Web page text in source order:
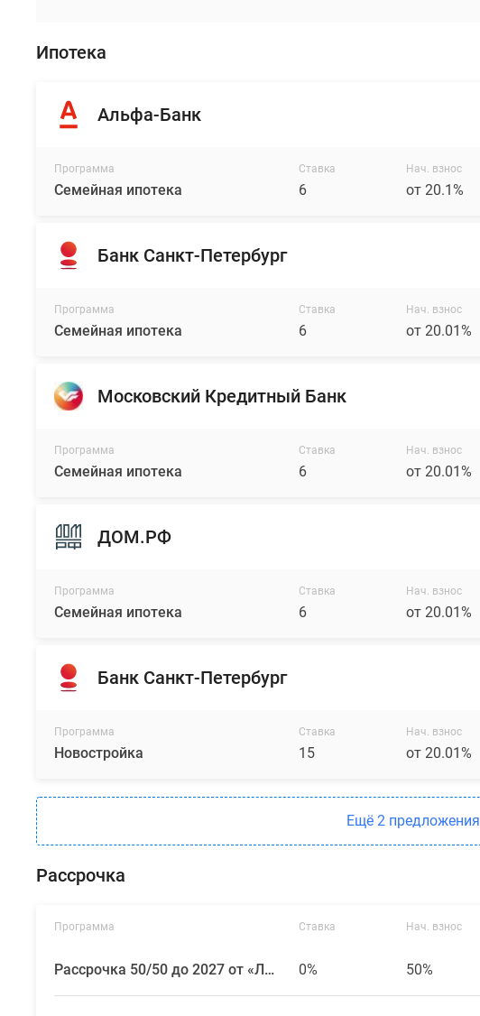
Ипотека
Альфа-Банк
Программа
Семейная ипотека
Ставка
6
Нач. взнос
от 20.1%
Банк Санкт-Петербург
Программа
Семейная ипотека
Ставка
6
Нач. взнос
от 20.01%
Московский Кредитный Банк
Программа
Семейная ипотека
Ставка
6
Нач. взнос
от 20.01%
ДОМ.РФ
Программа
Семейная ипотека
Ставка
6
Нач. взнос
от 20.01%
Банк Санкт-Петербург
Программа
Новостройка
Ставка
15
Нач. взнос
от 20.01%
Ещё 2 предложения
Рассрочка
Программа
Рассрочка 50/50 до 2027 от «ЛСР. Недвижимость — Северо-Запад»
Ставка
0%
Нач. взнос
50%